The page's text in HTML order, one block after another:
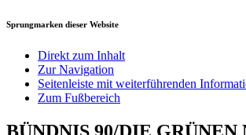
Sprungmarken dieser Website
Direkt zum Inhalt
Zur Navigation
Seitenleiste mit weiterführenden
Zum Fußbereich